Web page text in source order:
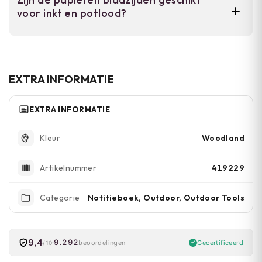
waterdichte tas te bewaren.
voor inkt en potlood?
EXTRA INFORMATIE
EXTRA INFORMATIE
Kleur Woodland
Artikelnummer 419229
Categorie Notitieboek, Outdoor, Outdoor Tools
9,4/10 9.292beoordelingen Gecertificeerd